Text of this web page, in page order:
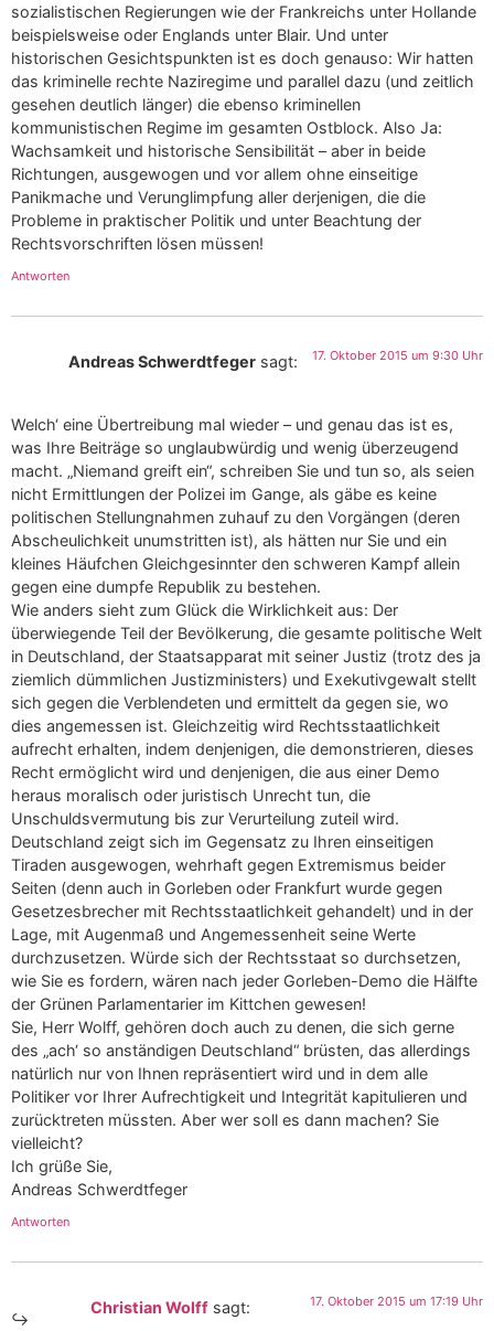
sozialistischen Regierungen wie der Frankreichs unter Hollande
beispielsweise oder Englands unter Blair. Und unter
historischen Gesichtspunkten ist es doch genauso: Wir hatten
das kriminelle rechte Naziregime und parallel dazu (und zeitlich
gesehen deutlich länger) die ebenso kriminellen
kommunistischen Regime im gesamten Ostblock. Also Ja:
Wachsamkeit und historische Sensibilität – aber in beide
Richtungen, ausgewogen und vor allem ohne einseitige
Panikmache und Verunglimpfung aller derjenigen, die die
Probleme in praktischer Politik und unter Beachtung der
Rechtsvorschriften lösen müssen!
Antworten
Andreas Schwerdtfeger sagt: 17. Oktober 2015 um 9:30 Uhr
Welch‘ eine Übertreibung mal wieder – und genau das ist es,
was Ihre Beiträge so unglaubwürdig und wenig überzeugend
macht. „Niemand greift ein“, schreiben Sie und tun so, als seien
nicht Ermittlungen der Polizei im Gange, als gäbe es keine
politischen Stellungnahmen zuhauf zu den Vorgängen (deren
Abscheulichkeit unumstritten ist), als hätten nur Sie und ein
kleines Häufchen Gleichgesinnter den schweren Kampf allein
gegen eine dumpfe Republik zu bestehen.
Wie anders sieht zum Glück die Wirklichkeit aus: Der
überwiegende Teil der Bevölkerung, die gesamte politische Welt
in Deutschland, der Staatsapparat mit seiner Justiz (trotz des ja
ziemlich dümmlichen Justizministers) und Exekutivgewalt stellt
sich gegen die Verblendeten und ermittelt da gegen sie, wo
dies angemessen ist. Gleichzeitig wird Rechtsstaatlichkeit
aufrecht erhalten, indem denjenigen, die demonstrieren, dieses
Recht ermöglicht wird und denjenigen, die aus einer Demo
heraus moralisch oder juristisch Unrecht tun, die
Unschuldsvermutung bis zur Verurteilung zuteil wird.
Deutschland zeigt sich im Gegensatz zu Ihren einseitigen
Tiraden ausgewogen, wehrhaft gegen Extremismus beider
Seiten (denn auch in Gorleben oder Frankfurt wurde gegen
Gesetzesbrecher mit Rechtsstaatlichkeit gehandelt) und in der
Lage, mit Augenmaß und Angemessenheit seine Werte
durchzusetzen. Würde sich der Rechtsstaat so durchsetzen,
wie Sie es fordern, wären nach jeder Gorleben-Demo die Hälfte
der Grünen Parlamentarier im Kittchen gewesen!
Sie, Herr Wolff, gehören doch auch zu denen, die sich gerne
des „ach‘ so anständigen Deutschland“ brüsten, das allerdings
natürlich nur von Ihnen repräsentiert wird und in dem alle
Politiker vor Ihrer Aufrechtigkeit und Integrität kapitulieren und
zurücktreten müssten. Aber wer soll es dann machen? Sie
vielleicht?
Ich grüße Sie,
Andreas Schwerdtfeger
Antworten
Christian Wolff sagt: 17. Oktober 2015 um 17:19 Uhr